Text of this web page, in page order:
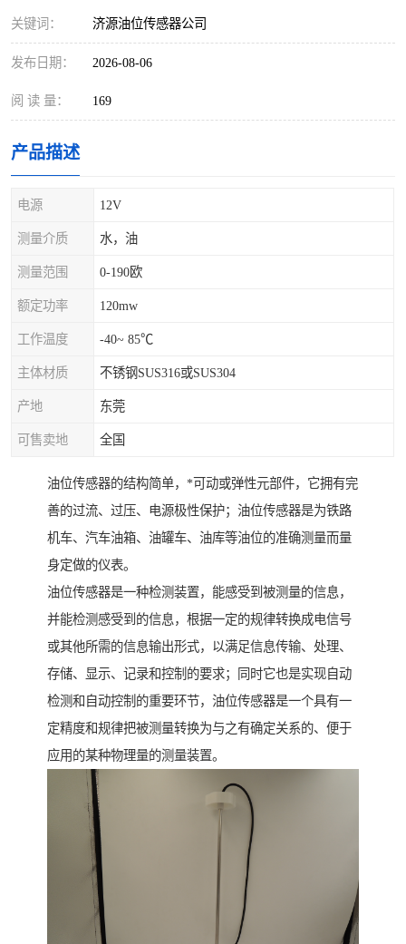
关键词： 济源油位传感器公司
发布日期： 2026-08-06
阅 读 量： 169
产品描述
电源 12V
测量介质 水，油
测量范围 0-190欧
额定功率 120mw
工作温度 -40~ 85℃
主体材质 不锈钢SUS316或SUS304
产地 东莞
可售卖地 全国
油位传感器的结构简单，*可动或弹性元部件，它拥有完
善的过流、过压、电源极性保护；油位传感器是为铁路
机车、汽车油箱、油罐车、油库等油位的准确测量而量
身定做的仪表。
油位传感器是一种检测装置，能感受到被测量的信息，
并能检测感受到的信息，根据一定的规律转换成电信号
或其他所需的信息输出形式，以满足信息传输、处理、
存储、显示、记录和控制的要求；同时它也是实现自动
检测和自动控制的重要环节，油位传感器是一个具有一
定精度和规律把被测量转换为与之有确定关系的、便于
应用的某种物理量的测量装置。